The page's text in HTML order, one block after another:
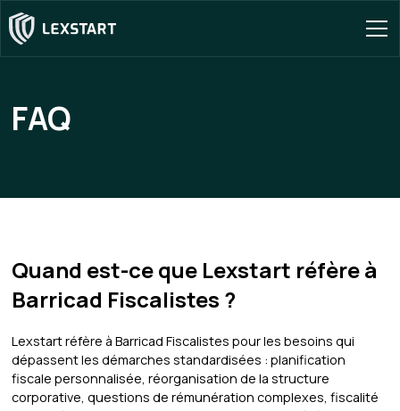
FAQ
Quand est-ce que Lexstart réfère à
Barricad Fiscalistes ?
Lexstart réfère à Barricad Fiscalistes pour les besoins qui
dépassent les démarches standardisées : planification
fiscale personnalisée, réorganisation de la structure
corporative, questions de rémunération complexes, fiscalité